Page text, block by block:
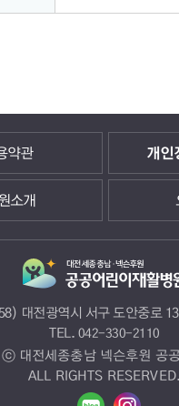
약관 개인
소개
대전광역시 서구 도안중로
TEL. 042-330-2110
대전세종충남 넥슨후원 공
ALL RIGHTS RESERVED.